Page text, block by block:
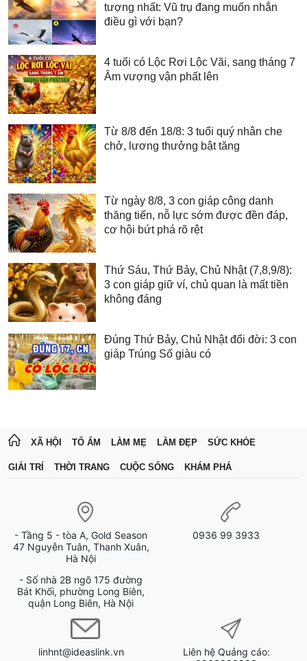
tượng nhất: Vũ trụ đang muốn nhắn
điều gì với bạn?
4 tuổi có Lộc Rơi Lộc Vãi, sang tháng 7
Âm vượng vận phất lên
Từ 8/8 đến 18/8: 3 tuổi quý nhân che
chở, lương thưởng bật tăng
Từ ngày 8/8, 3 con giáp công danh
thăng tiến, nỗ lực sớm được đền đáp,
cơ hội bứt phá rõ rệt
Thứ Sáu, Thứ Bảy, Chủ Nhật (7,8,9/8):
3 con giáp giữ ví, chủ quan là mất tiền
không đáng
Đúng Thứ Bảy, Chủ Nhật đổi đời: 3 con
giáp Trúng Số giàu có
XÃ HỘI TỔ ẤM LÀM MẸ LÀM ĐẸP SỨC KHỎE
GIẢI TRÍ THỜI TRANG CUỘC SỐNG KHÁM PHÁ
- Tầng 5 - tòa A, Gold Season
47 Nguyễn Tuân, Thanh Xuân,
Hà Nội
- Số nhà 2B ngõ 175 đường
Bát Khối, phường Long Biên,
quận Long Biên, Hà Nội
0936 99 3933
linhnt@ideaslink.vn
Liên hệ Quảng cáo: